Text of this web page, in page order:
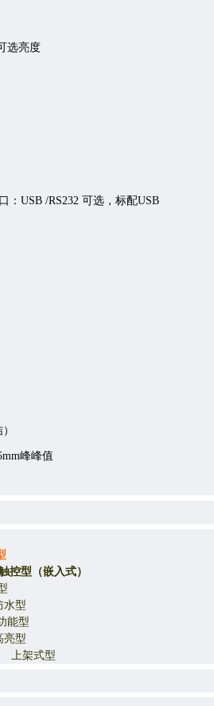
选亮度
：USB /RS232 可选，标配USB
峰峰值
型（嵌入式）
水型
能型
亮型
上架式型